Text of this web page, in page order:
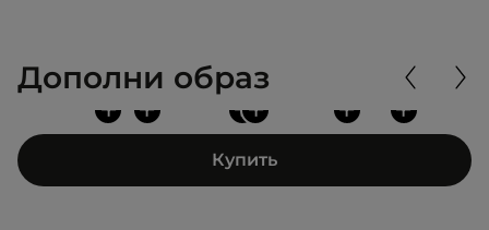
Дополни образ
+
+
+ + +
+
Купить